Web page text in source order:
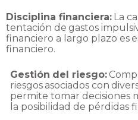
Disciplina financiera: La
tentación de gastos
financiero a largo plazo es
financiero.
Gestión del riesgo:
riesgos asociados con
permite tomar decisiones
la posibilidad de pérdidas